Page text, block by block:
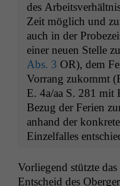
des
Zeit möglich und
auch in der
ein­er neuen Stelle
Abs. 3 OR), dem
Vor­rang zukommt (
E. 4a/aa S. 281 mit
Bezug der Ferien
anhand der
Einzelfall­es
Vor­liegend stützte
Entscheid des